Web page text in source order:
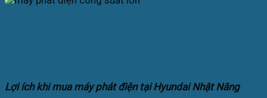
Lợi ích khi mua máy phát điện tại Hyundai Nhật Năng